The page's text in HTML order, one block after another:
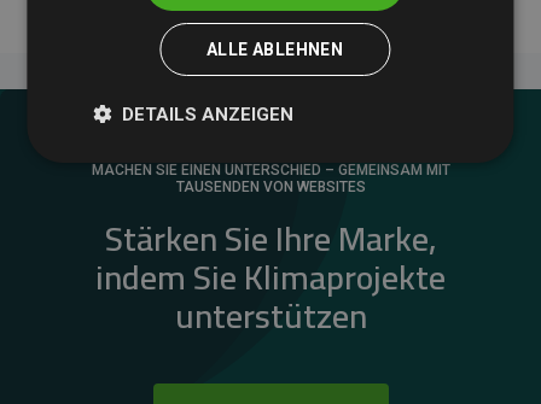
MACHEN SIE EINEN UNTERSCHIED – GEMEINSAM MIT
TAUSENDEN VON WEBSITES
Stärken Sie Ihre Marke,
indem Sie Klimaprojekte
unterstützen
ALLE ABLEHNEN
DETAILS ANZEIGEN